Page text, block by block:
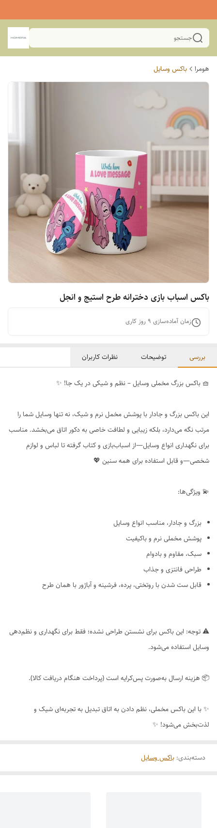
جستجو
هومرا باکس وسایل
باکس اسباب بازی دخترانه طرح استیج و انجل
زمان آماده‌سازی 9 روز کاری
بررسی توضیحات نظرات کاربران
🧺 باکس بزرگ مخملی وسایل – نظم و شیکی در یک جا! ✨
این باکس بزرگ و جادار با پوشش مخمل نرم و شیک، نه تنها وسایل شما را
مرتب نگه می‌دارد، بلکه زیبایی و لطافت خاصی به دکور اتاق می‌بخشد. مناسب
برای نگهداری انواع وسایل—از اسباب‌بازی و کتاب گرفته تا لباس و لوازم
شخصی—و قابل استفاده برای همه سنین 💖
💫 ویژگی‌ها:
بزرگ و جادار، مناسب انواع وسایل
پوشش مخملی نرم و باکیفیت
سبک، مقاوم و بادوام
طراحی فانتزی و جذاب
قابل ست شدن با روتختی، پرده، فرشینه و آباژور با همان طرح
⚠️ توجه: این باکس برای نشستن طراحی نشده؛ فقط برای نگهداری و نظم‌دهی
وسایل استفاده می‌شود.
📦 هزینه ارسال به‌صورت پس‌کرایه است (پرداخت هنگام دریافت کالا).
✨ با این باکس مخملی، نظم دادن به اتاق تبدیل به تجربه‌ای شیک و
لذت‌بخش می‌شود! ✨
دسته‌بندی: باکس وسایل